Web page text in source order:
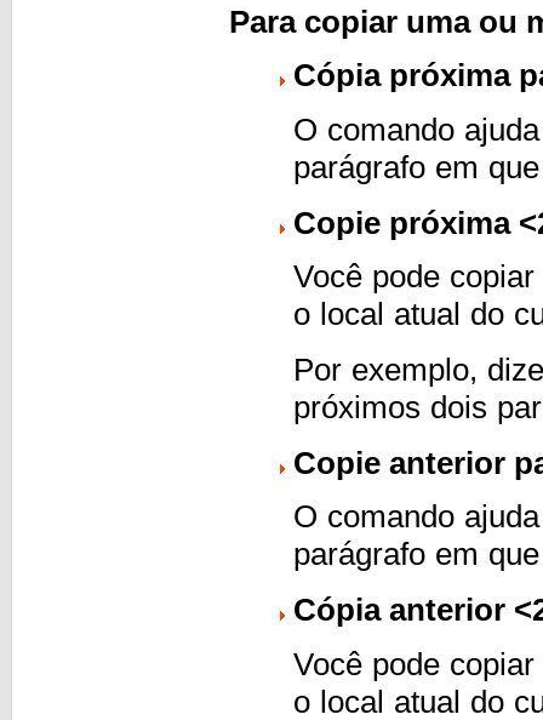
Para copiar uma ou
Cópia próxima
O comando
parágrafo em
Copie próxima
Você pode
o local atual do
Por exemplo,
próximos dois
Copie anterior
O comando
parágrafo em
Cópia anterior
Você pode
o local atual do